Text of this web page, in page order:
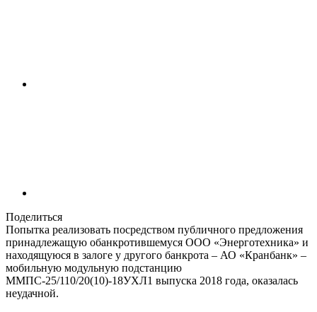
Поделиться
Попытка реализовать посредством публичного предложения
принадлежащую обанкротившемуся ООО «Энерготехника» и
находящуюся в залоге у другого банкрота – АО «Кранбанк» –
мобильную модульную подстанцию
ММПС-25/110/20(10)-18УХЛ1 выпуска 2018 года, оказалась
неудачной.